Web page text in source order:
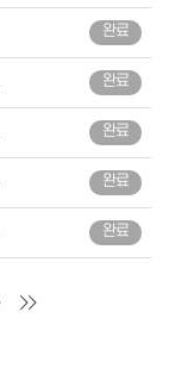
완료
완료
완료
완료
완료